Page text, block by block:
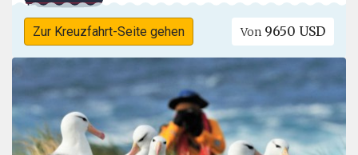
Zur Kreuzfahrt-Seite gehen Von 9650 USD